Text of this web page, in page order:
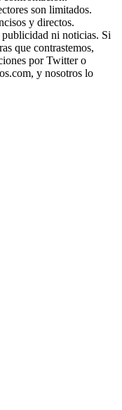
son limitados.
y directos.
ni noticias. Si
que contrastemos,
por Twitter o
y nosotros lo